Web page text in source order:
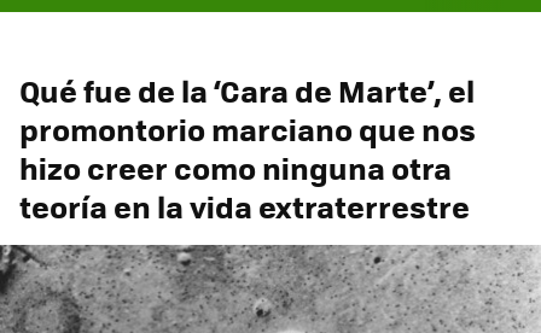
Qué fue de la ‘Cara de Marte’, el
promontorio marciano que nos
hizo creer como ninguna otra
teoría en la vida extraterrestre